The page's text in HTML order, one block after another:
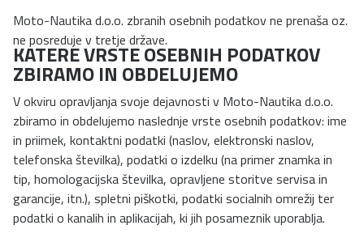
Moto-Nautika d.o.o. zbranih osebnih podatkov ne prenaša oz.
ne posreduje v tretje države.
KATERE VRSTE OSEBNIH PODATKOV
ZBIRAMO IN OBDELUJEMO
V okviru opravljanja svoje dejavnosti v Moto-Nautika d.o.o.
zbiramo in obdelujemo naslednje vrste osebnih podatkov: ime
in priimek, kontaktni podatki (naslov, elektronski naslov,
telefonska številka), podatki o izdelku (na primer znamka in
tip, homologacijska številka, opravljene storitve servisa in
garancije, itn.), spletni piškotki, podatki socialnih omrežij ter
podatki o kanalih in aplikacijah, ki jih posameznik uporablja.